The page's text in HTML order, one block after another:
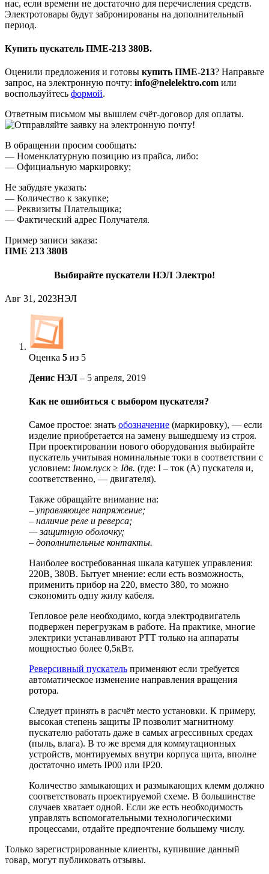
нас, если времени не достаточно для перечисления средств.
Электротовары будут забронированы на дополнительный
период.
Купить пускатель ПМЕ-213 380В.
Оценили предложения и готовы купить ПМЕ-213? Направьте
запрос, на электронную почту: info@nelelektro.com или
воспользуйтесь формой.
Ответным письмом мы вышлем счёт-договор для оплаты.
В обращении просим сообщать:
— Номенклатурную позицию из прайса, либо:
— Официальную маркировку;
Не забудьте указать:
— Количество к закупке;
— Реквизиты Плательщика;
— Фактический адрес Получателя.
Пример записи заказа:
ПМЕ 213 380В
Выбирайте пускатели НЭЛ Электро!
Авг 31, 2023НЭЛ
Оценка 5 из 5
Денис НЭЛ – 5 апреля, 2019
Как не ошибиться с выбором пускателя?
Самое простое: знать обозначение (маркировку), — если
изделие приобретается на замену вышедшему из строя.
При проектировании нового оборудования выбирайте
пускатель учитывая номинальные токи в соответствии с
условием: Iном.пуск ≥ Iдв. (где: I – ток (А) пускателя и,
соответственно, — двигателя).
Также обращайте внимание на:
– управляющее напряжение;
– наличие реле и реверса;
— защитную оболочку;
– дополнительные контакты.
Наиболее востребованная шкала катушек управления:
220В, 380В. Бытует мнение: если есть возможность,
применить прибор на 220, вместо 380, то можно
сэкономить одну жилу кабеля.
Тепловое реле необходимо, когда электродвигатель
подвержен перегрузкам в работе. На практике, многие
электрики устанавливают РТТ только на аппараты
мощностью более 0,5кВт.
Реверсивный пускатель применяют если требуется
автоматическое изменение направления вращения
ротора.
Следует принять в расчёт место установки. К примеру,
высокая степень защиты IP позволит магнитному
пускателю работать даже в самых агрессивных средах
(пыль, влага). В то же время для коммутационных
устройств, монтируемых внутри корпуса щита, вполне
достаточно иметь IP00 или IP20.
Количество замыкающих и размыкающих клемм должно
соответствовать проектируемой схеме. В большинстве
случаев хватает одной. Если же есть необходимость
управлять вспомогательными технологическими
процессами, отдайте предпочтение большему числу.
Только зарегистрированные клиенты, купившие данный
товар, могут публиковать отзывы.